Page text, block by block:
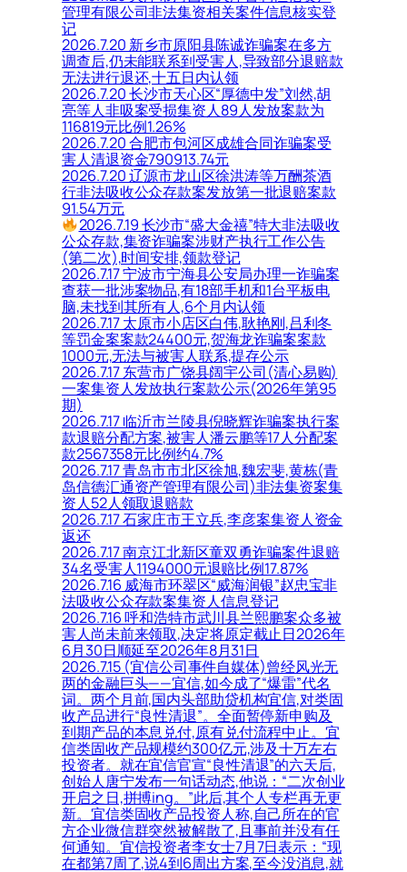
管理有限公司非法集资相关案件信息核实登
记
2026.7.20 新乡市原阳县陈诚诈骗案在多方
调查后,仍未能联系到受害人,导致部分退赔款
无法进行退还,十五日内认领
2026.7.20 长沙市天心区“厚德中发”刘然,胡
亮等人非吸案受损集资人89人发放案款为
116819元比例1.26%
2026.7.20 合肥市包河区成雄合同诈骗案受
害人清退资金790913.74元
2026.7.20 辽源市龙山区徐洪涛等万酬茶酒
行非法吸收公众存款案发放第一批退赔案款
91.54万元
2026.7.19 长沙市“盛大金禧”特大非法吸收
公众存款,集资诈骗案涉财产执行工作公告
(第二次),时间安排,领款登记
2026.7.17 宁波市宁海县公安局办理一诈骗案
查获一批涉案物品,有18部手机和1台平板电
脑,未找到其所有人,6个月内认领
2026.7.17 太原市小店区白伟,耿艳刚,吕利冬
等罚金案案款24400元,贺海龙诈骗案案款
1000元,无法与被害人联系,提存公示
2026.7.17 东营市广饶县阔宇公司(清心易购)
一案集资人发放执行案款公示(2026年第95
期)
2026.7.17 临沂市兰陵县倪晓辉诈骗案执行案
款退赔分配方案,被害人潘云鹏等17人分配案
款2567358元比例约4.7%
2026.7.17 青岛市市北区徐旭,魏宏斐,黄栋(青
岛信德汇通资产管理有限公司)非法集资案集
资人52人领取退赔款
2026.7.17 石家庄市王立兵,李彦案集资人资金
返还
2026.7.17 南京江北新区童双勇诈骗案件退赔
34名受害人1194000元退赔比例17.87%
2026.7.16 威海市环翠区“威海润银”赵忠宝非
法吸收公众存款案集资人信息登记
2026.7.16 呼和浩特市武川县兰熙鹏案众多被
害人尚未前来领取,决定将原定截止日2026年
6月30日顺延至2026年8月31日
2026.7.15 (宜信公司事件自媒体)曾经风光无
两的金融巨头——宜信,如今成了“爆雷”代名
词。两个月前,国内头部助贷机构宜信,对类固
收产品进行“良性清退”。全面暂停新申购及
到期产品的本息兑付,原有兑付流程中止。宜
信类固收产品规模约300亿元,涉及十万左右
投资者。就在宜信官宣“良性清退”的六天后,
创始人唐宁发布一句话动态,他说：“二次创业
开启之日,拼搏ing。”此后,其个人专栏再无更
新。宜信类固收产品投资人称,自己所在的官
方企业微信群突然被解散了,且事前并没有任
何通知。宜信投资者李女士7月7日表示：“现
在都第7周了,说4到6周出方案,至今没消息,就